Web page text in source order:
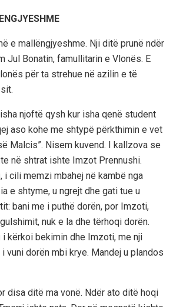
e mallëngjyeshme. Nji ditë prunë ndër
Jul Bonatin, famullitarin e Vlonës. E
për ta strehue në azilin e të
njoftë qysh kur isha qenë student
aso kohe me shtypë përkthimin e vet
Malcis”. Nisem kuvend. I kallzova se
në shtrat ishte Imzot Prennushi.
i cili memzi mbahej në kambë nga
e shtyme, u ngrejt dhe gati tue u
bani me i puthë dorën, por Imzoti,
nuk e la dhe tërhoqi dorën.
i kërkoi bekimin dhe Imzoti, me nji
vuni dorën mbi krye. Mandej u plandos
disa ditë ma vonë. Ndër ato ditë hoqi